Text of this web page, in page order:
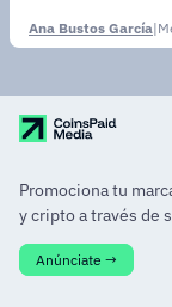
Ana Bustos García|
Promociona tu
y cripto a través de
Anúnciate →